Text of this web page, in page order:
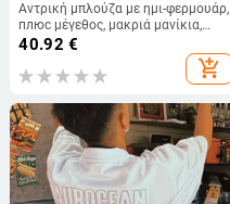
Αντρική μπλούζα με ημι-φερμουάρ,
плюс μέγεθος, μακριά μανίκια,
χωρίς κουκούλα, κατάλληλη για
χειμώνα-φθινόπωρο-άνοιξη,
πολυεστερικό ύφασμα με
40.92 €
add_shopping_cart